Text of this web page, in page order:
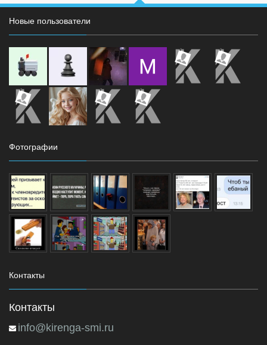
Новые пользователи
Фотографии
Контакты
Контакты
info@kirenga-smi.ru